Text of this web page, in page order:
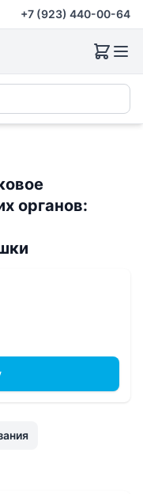
+7 (923) 440-00-64
органов: